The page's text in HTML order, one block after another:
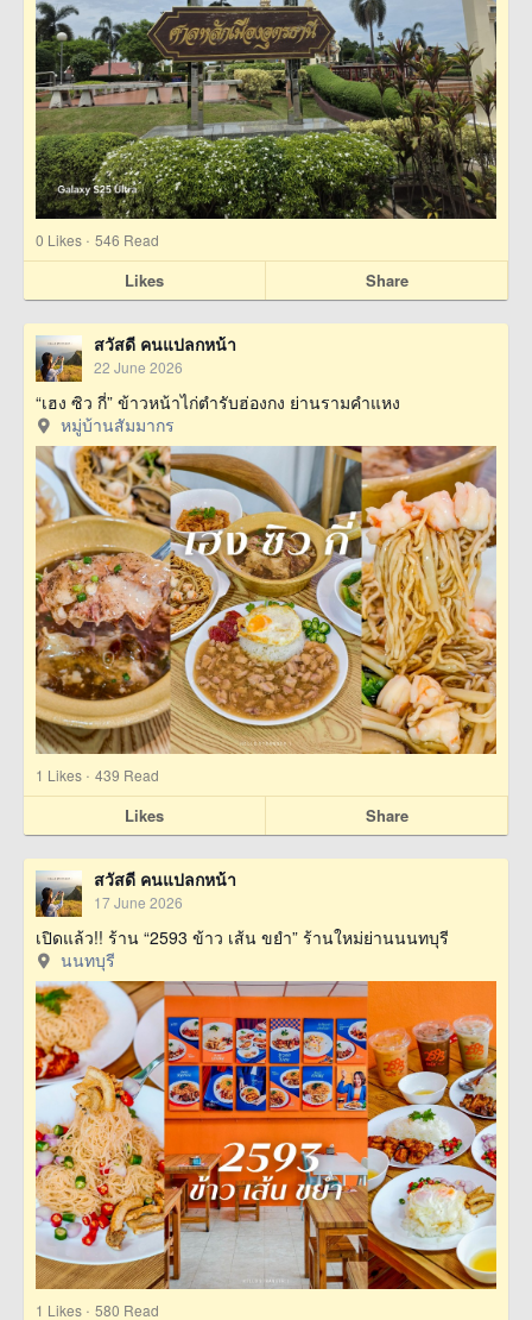
0 Likes · 546 Read
Likes Share
สวัสดี คนแปลกหน้า
22 June 2026
“เฮง ซิว กี่” ข้าวหน้าไก่ตำรับฮ่องกง ย่านรามคำแหง
หมู่บ้านสัมมากร
1 Likes · 439 Read
Likes Share
สวัสดี คนแปลกหน้า
17 June 2026
เปิดแล้ว!! ร้าน “2593 ข้าว เส้น ขยำ” ร้านใหม่ย่านนนทบุรี
นนทบุรี
1 Likes · 580 Read